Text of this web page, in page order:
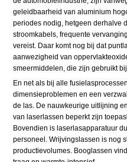
geleidbaarheid van aluminium
periodes nodig, hetgeen derhalve
stroomkabels, frequente
vereist. Daar komt nog bij dat
aanwezigheid van
smeermiddelen, die zijn gebruikt
En net als bij alle
dimensieproblemen en een
de las. De nauwkeurige uitlijning
van laserlassen beperkt zijn
Bovendien is laserlasapparatuur
personeel. Wrijvingslassen is nog
productievolumes. Booglassen